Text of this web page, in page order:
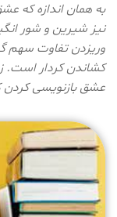
به همان اندازه
نیز شیرین و شور
وریزدن تفاوت سهم
کشاندن کردار است.
عشق بازنویسی